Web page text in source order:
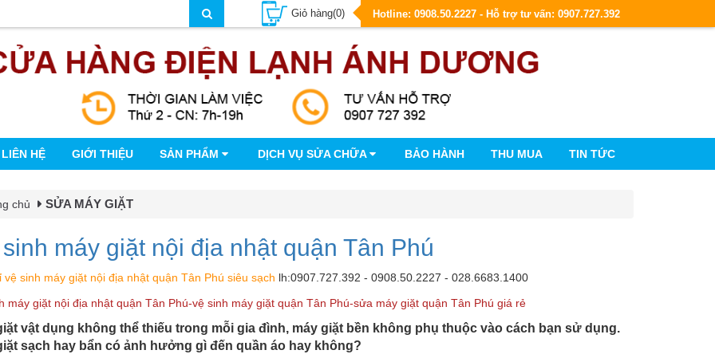
Giỏ hàng(0) Hotline: 0908.50.2227 - Hỗ trợ tư vấn: 0907.727.392
LIÊN HỆ GIỚI THIỆU SẢN PHẨM DỊCH VỤ SỬA CHỮA BẢO HÀNH THU MUA TIN TỨC
chủ SỬA MÁY GIẶT
máy giặt nội địa nhật quận Tân Phú
vệ sinh máy giặt nội địa nhật quận Tân Phú siêu sạch lh:0907.727.392 - 0908.50.2227 - 028.6683.1400
máy giặt nội địa nhật quận Tân Phú-vệ sinh máy giặt quận Tân Phú-sửa máy giặt quận Tân Phú giá rẻ
vật dụng không thể thiếu trong mỗi gia đình, máy giặt bền không phụ thuộc vào cách bạn sử dụng.
sạch hay bẩn có ảnh hưởng gì đến quần áo hay không?